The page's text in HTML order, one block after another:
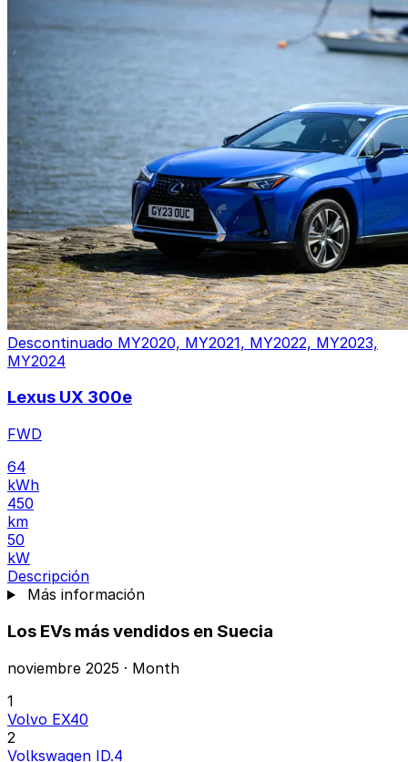
Descontinuado MY2020, MY2021, MY2022, MY2023,
MY2024
Lexus UX 300e
FWD
64
kWh
450
km
50
kW
Descripción
Más información
Los EVs más vendidos en Suecia
noviembre 2025 · Month
1
Volvo EX40
2
Volkswagen ID.4